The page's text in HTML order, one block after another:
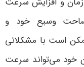
وسیع خود و
است با مشکلاتی
خود می‌تواند سرعت